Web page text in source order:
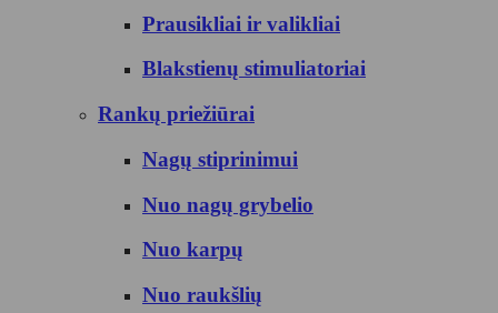
Prausikliai ir valikliai
Blakstienų stimuliatoriai
Rankų priežiūrai
Nagų stiprinimui
Nuo nagų grybelio
Nuo karpų
Nuo raukšlių